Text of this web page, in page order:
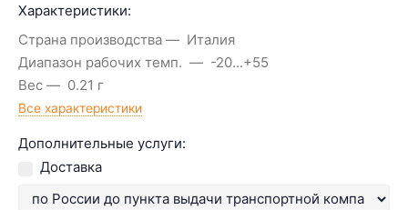
Характеристики:
Страна производства
Италия
Диапазон рабочих темп.
-20...+55
Вес
0.21 г
Все характеристики
Дополнительные услуги:
Доставка